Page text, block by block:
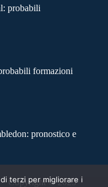
probabili
formazioni
pronostico e
Copyright © 2025
terzi per migliorare i